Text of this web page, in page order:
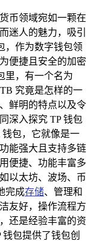
币领域宛如一颗在
迷人的魅力，吸引
，作为数字钱包领
便捷且安全的加密
里，有一个名为
究竟是怎样的一
鲜明的特点以及令
深入探究 TP 钱包
钱包，它就像是一
能强大且支持多链
便捷、功能丰富多
以太坊、波场、币
完成存储、管理和
友好，操作流程方
还是经验丰富的资
包提供了钱包创